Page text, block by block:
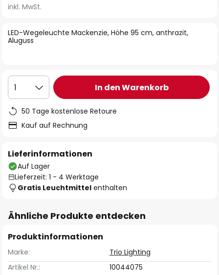
der
springen
LED-Wegeleuchte Mackenzie, Höhe 95 cm, anthrazit,
Aluguss
inkl. MwSt.
1 In den Warenkorb
50 Tage kostenlose Retoure
Kauf auf Rechnung
Lieferinformationen
Auf Lager
Lieferzeit: 1 - 4 Werktage
Gratis Leuchtmittel enthalten
Ähnliche Produkte entdecken
Produktinformationen
Marke:
Trio Lighting
Artikel Nr.:
10044075